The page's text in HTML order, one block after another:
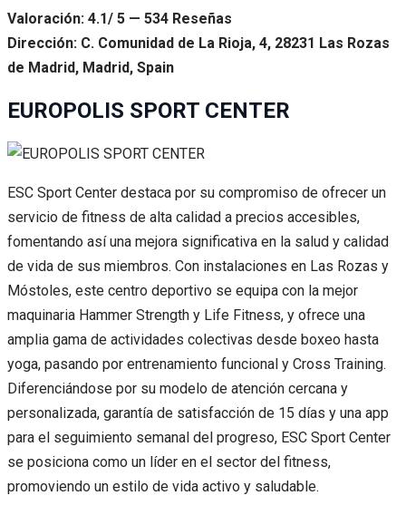
Valoración: 4.1/ 5 — 534 Reseñas
Dirección: C. Comunidad de La Rioja, 4, 28231 Las Rozas
de Madrid, Madrid, Spain
EUROPOLIS SPORT CENTER
ESC Sport Center destaca por su compromiso de ofrecer un
servicio de fitness de alta calidad a precios accesibles,
fomentando así una mejora significativa en la salud y calidad
de vida de sus miembros. Con instalaciones en Las Rozas y
Móstoles, este centro deportivo se equipa con la mejor
maquinaria Hammer Strength y Life Fitness, y ofrece una
amplia gama de actividades colectivas desde boxeo hasta
yoga, pasando por entrenamiento funcional y Cross Training.
Diferenciándose por su modelo de atención cercana y
personalizada, garantía de satisfacción de 15 días y una app
para el seguimiento semanal del progreso, ESC Sport Center
se posiciona como un líder en el sector del fitness,
promoviendo un estilo de vida activo y saludable.